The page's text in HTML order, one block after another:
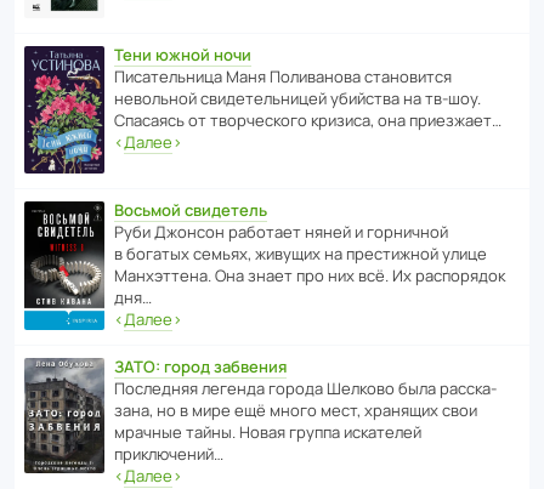
Тени южной ночи
Писа­тель­ница Маня Поли­ва­нова стано­вится
невольной свиде­тель­ницей убийства на тв-шоу.
Спасаясь от твор­че­с­кого кризиса, она приезжает…
‹Далее›
Восьмой свидетель
Руби Джонсон рабо­тает няней и горни­чной
в богатых семьях, живущих на прес­ти­жной улице
Манх­эт­тена. Она знает про них всё. Их распо­рядок
дня…
‹Далее›
ЗАТО: город забвения
После­дняя легенда города Шелково была расска­
зана, но в мире ещё много мест, хранящих свои
мрачные тайны. Новая группа иска­телей
приключений…
‹Далее›